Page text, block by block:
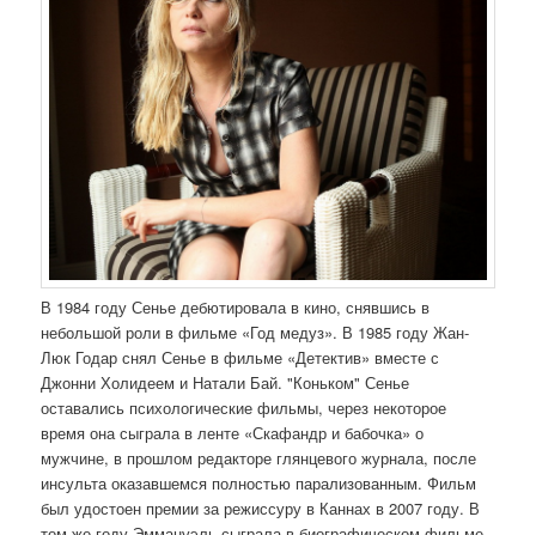
В 1984 году Сенье дебютировала в кино, снявшись в
небольшой роли в фильме «Год медуз». В 1985 году Жан-
Люк Годар снял Сенье в фильме «Детектив» вместе с
Джонни Холидеем и Натали Бай. "Коньком" Сенье
оставались психологические фильмы, через некоторое
время она сыграла в ленте «Скафандр и бабочка» о
мужчине, в прошлом редакторе глянцевого журнала, после
инсульта оказавшемся полностью парализованным. Фильм
был удостоен премии за режиссуру в Каннах в 2007 году. В